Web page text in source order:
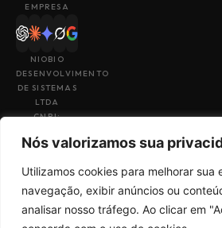
Nós valorizamos sua
Utilizamos cookies para melhorar sua
navegação, exibir anúncios ou
analisar nosso tráfego. Ao clicar em
EMPRESA
NIOBIO
DESENVOLVIMENTO
DE SISTEMAS
LTDA
CNPJ:
49